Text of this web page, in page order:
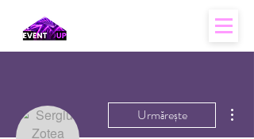
Urmărește